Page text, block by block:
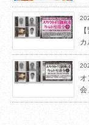
カ
会